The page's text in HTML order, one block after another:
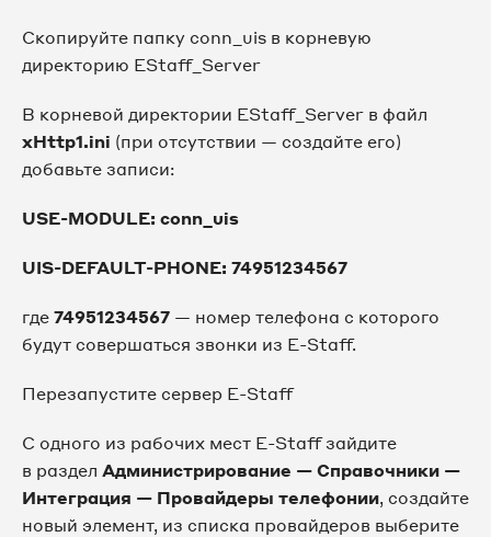
Скопируйте папку conn_uis в корневую
директорию EStaff_Server
В корневой директории EStaff_Server в файл
xHttp1.ini (при отсутствии — создайте его)
добавьте записи:
USE-MODULE: conn_uis
UIS-DEFAULT-PHONE: 74951234567
где 74951234567 — номер телефона с которого
будут совершаться звонки из E-Staff.
Перезапустите сервер E-Staff
С одного из рабочих мест E-Staff зайдите
в раздел Администрирование — Справочники —
Интеграция — Провайдеры телефонии, создайте
новый элемент, из списка провайдеров выберите